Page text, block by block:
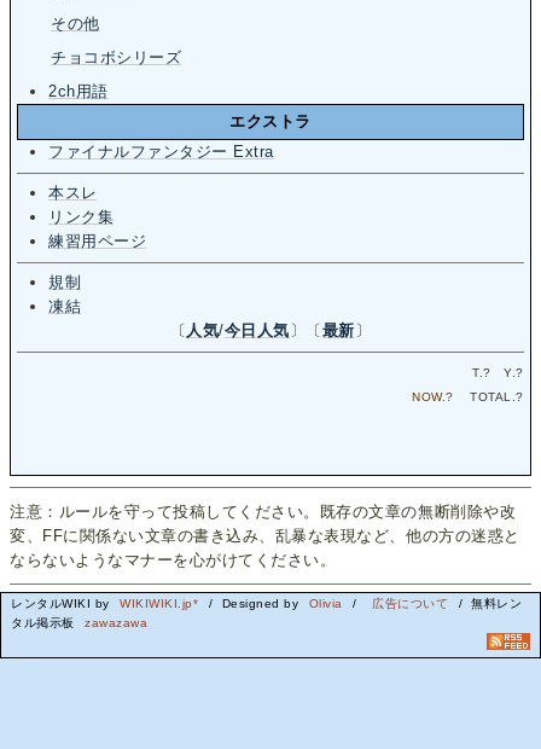
その他
チョコボシリーズ
2ch用語
エクストラ
ファイナルファンタジー Extra
本スレ
リンク集
練習用ページ
規制
凍結
〔 人気/今日人気 〕〔 最新 〕
T.? Y.?
NOW.? TOTAL.?
注意：ルールを守って投稿してください。既存の文章の無断削除や改
変、FFに関係ない文章の書き込み、乱暴な表現など、他の方の迷惑と
ならないようなマナーを心がけてください。
レンタルWIKI by WIKIWIKI.jp* / Designed by Olivia / 広告について
/ 無料レン
タル掲示板
zawazawa